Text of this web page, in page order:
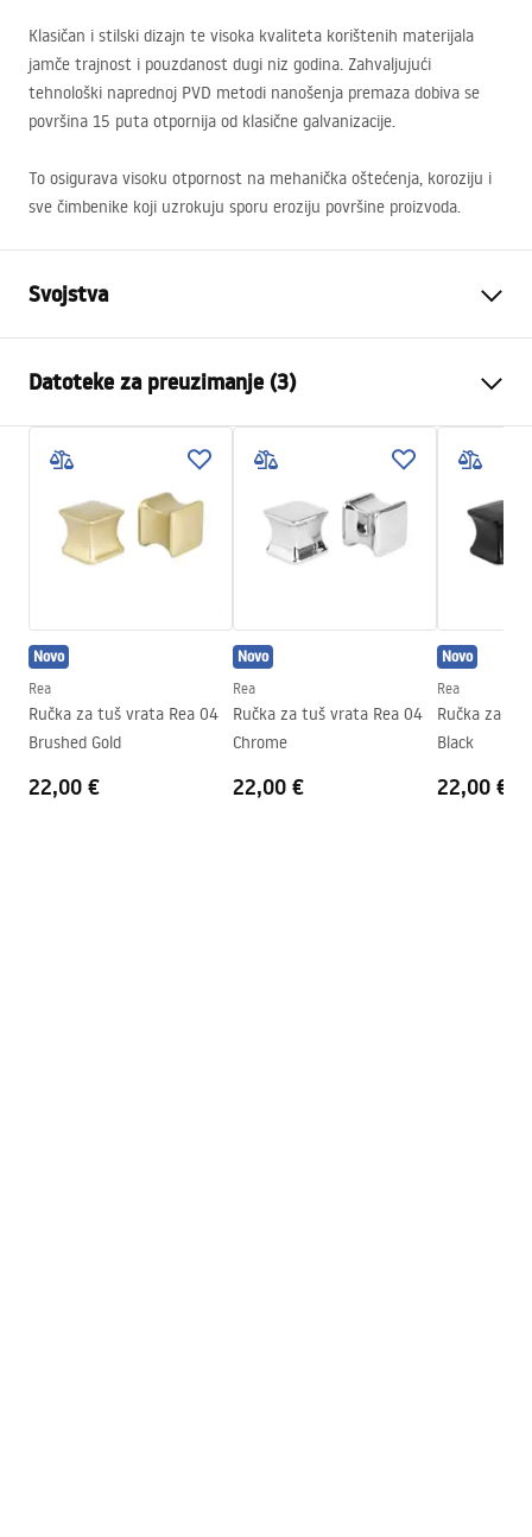
Klasičan i stilski dizajn te visoka kvaliteta korištenih materijala
jamče trajnost i pouzdanost dugi niz godina. Zahvaljujući
tehnološki naprednoj PVD metodi nanošenja premaza dobiva se
površina 15 puta otpornija od klasične galvanizacije.
To osigurava visoku otpornost na mehanička oštećenja, koroziju i
sve čimbenike koji uzrokuju sporu eroziju površine proizvoda.
Svojstva
Materijal
Mjed, ABS
Vrsta slavine
Jednoručna
Način montaže
Ugradbena
Podešavanje visine
Da
Izljev za kadu
Ne
Tehnologija premazivanja
Model
Jamstvo
24 mjeseca
Datoteke za preuzimanje (3)
Sigurnosne informacije
Safety_Information_Shower_set.pdf
Jamstveni uvjeti
shower_set.pdf
Novo
Rea
Ručka za tuš vrata Rea 04
Brushed Gold
22,00 €
Novo
Rea
Ručka za tuš vrata Rea 04
Chrome
22,00 €
Novo
Rea
Ručka za
Black
22,00 €